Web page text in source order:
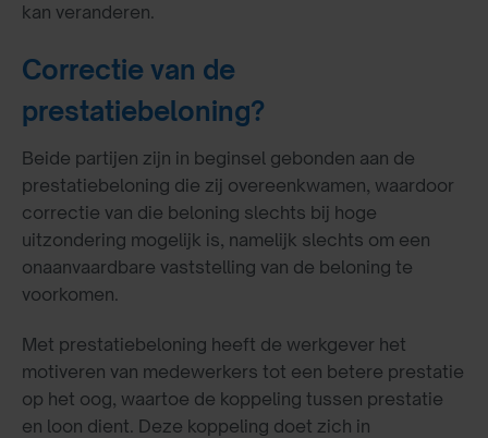
kan veranderen.
Correctie van de
prestatiebeloning?
Beide partijen zijn in beginsel gebonden aan de
prestatiebeloning die zij overeenkwamen, waardoor
correctie van die beloning slechts bij hoge
uitzondering mogelijk is, namelijk slechts om een
onaanvaardbare vaststelling van de beloning te
voorkomen.
Met prestatiebeloning heeft de werkgever het
motiveren van medewerkers tot een betere prestatie
op het oog, waartoe de koppeling tussen prestatie
en loon dient. Deze koppeling doet zich in